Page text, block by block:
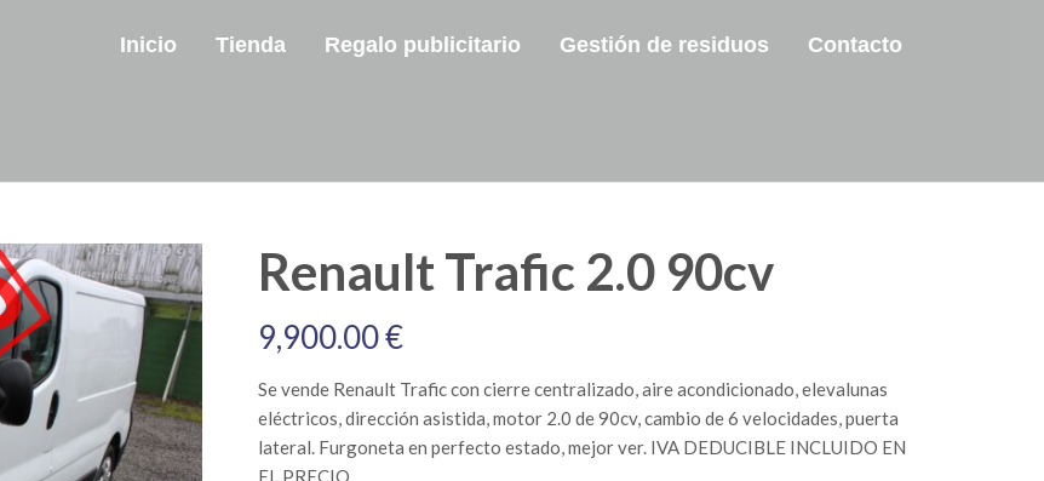
Inicio Tienda Regalo publicitario Gestión de residuos Contacto
Renault Trafic 2.0 90cv
9,900.00€
Se vende Renault Trafic con cierre centralizado, aire acondicionado, elevalunas
eléctricos, dirección asistida, motor 2.0 de 90cv, cambio de 6 velocidades, puerta
lateral. Furgoneta en perfecto estado, mejor ver. IVA DEDUCIBLE INCLUIDO EN
EL PRECIO